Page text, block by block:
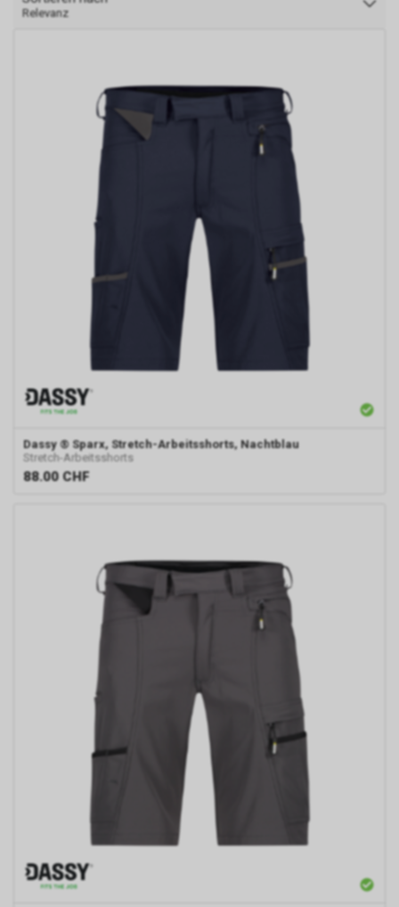
Relevanz
Dassy ® Sparx, Stretch-Arbeitsshorts, Nachtblau
Stretch-Arbeitsshorts
88.00 CHF